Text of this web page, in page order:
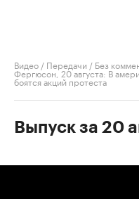
Видео / Передачи / Без
Фергюсон, 20 августа: В
боятся акций протеста
Выпуск за 20